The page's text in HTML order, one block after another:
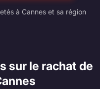
à Cannes et sa région
sur le rachat de